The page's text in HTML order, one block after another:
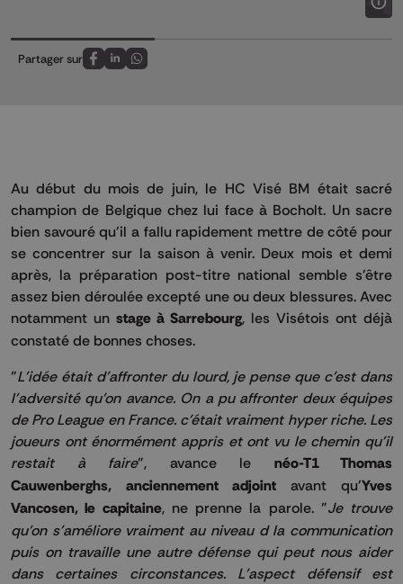
Partager sur
Partagez sur FaceBook
Partagez sur LinkedIn
Partagez sur Whatsapp
Au début du mois de juin, le HC Visé BM était sacré
champion de Belgique chez lui face à Bocholt. Un sacre
bien savouré qu'il a fallu rapidement mettre de côté pour
se concentrer sur la saison à venir. Deux mois et demi
après, la préparation post-titre national semble s'être
assez bien déroulée excepté une ou deux blessures. Avec
notamment un stage à Sarrebourg, les Visétois ont déjà
constaté de bonnes choses.
"L'idée était d'affronter du lourd, je pense que c'est dans
l'adversité qu'on avance. On a pu affronter deux équipes
de Pro League en France. c'était vraiment hyper riche. Les
joueurs ont énormément appris et ont vu le chemin qu'il
restait à faire", avance le néo-T1 Thomas
Cauwenberghs, anciennement adjoint avant qu'Yves
Vancosen, le capitaine, ne prenne la parole. "Je trouve
qu'on s'améliore vraiment au niveau d la communication
puis on travaille une autre défense qui peut nous aider
dans certaines circonstances. L'aspect défensif est